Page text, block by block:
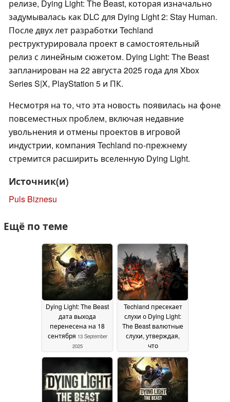
релизе, Dying Light: The Beast, которая изначально
задумывалась как DLC для Dying Light 2: Stay Human.
После двух лет разработки Techland
реструктурировала проект в самостоятельный
релиз с линейным сюжетом. Dying Light: The Beast
запланирован на 22 августа 2025 года для Xbox
Series S|X, PlayStation 5 и ПК.
Несмотря на то, что эта новость появилась на фоне
повсеместных проблем, включая недавние
увольнения и отмены проектов в игровой
индустрии, компания Techland по-прежнему
стремится расширить вселенную Dying Light.
Источник(и)
Puls Biznesu
Ещё по теме
Dying Light: The Beast
дата выхода
перенесена на 18
сентября 13 September
2025
Techland пресекает
слухи о Dying Light:
The Beast валютные
слухи, утверждая,
что
микротранзакции не
в игре28 July 2025